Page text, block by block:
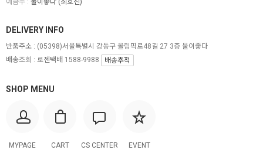
예금주 : 물이좋다 (최호진)
SHOP MENU
MYPAGE CART CS CENTER EVENT
DELIVERY INFO
반품주소 : (05398)서울특별시 강동구 올림픽로48길 27 3층 물이좋다
배송조회 : 로젠택배 1588-9988
배송추적